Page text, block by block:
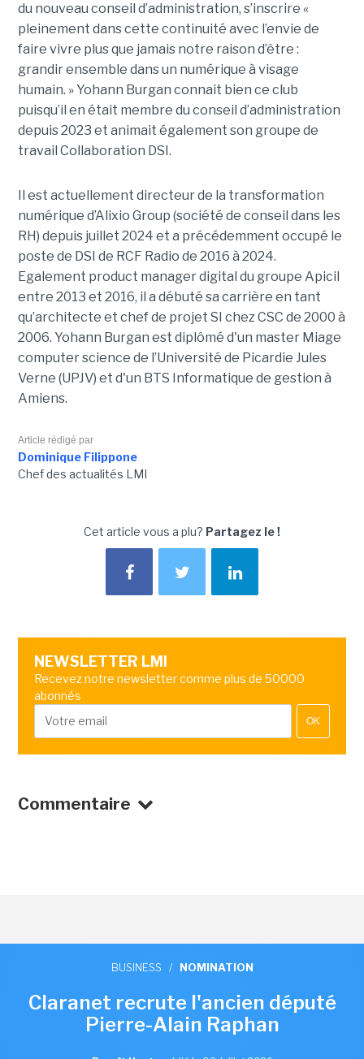
du nouveau conseil d’administration, s’inscrire «
pleinement dans cette continuité avec l’envie de
faire vivre plus que jamais notre raison d’être :
grandir ensemble dans un numérique à visage
humain. »Yohann Burgan connait bien ce club
puisqu’il en était membre du conseil d’administration
depuis 2023 et animait également son groupe de
travail Collaboration DSI.
Il est actuellement directeur de la transformation
numérique d’Alixio Group (société de conseil dans les
RH) depuis juillet 2024 et a précédemment occupé le
poste de DSI de RCF Radio de 2016 à 2024.
Egalement product manager digital du groupe Apicil
entre 2013 et 2016, il a débuté sa carrière en tant
qu’architecte et chef de projet SI chez CSC de 2000 à
2006. Yohann Burgan est diplômé d'un master Miage
computer science de l’Université de Picardie Jules
Verne (UPJV) et d'un BTS Informatique de gestion à
Amiens.
Article rédigé par
Dominique Filippone
Chef des actualités LMI
Cet article vous a plu? Partagez le !
NEWSLETTER LMI
Recevez notre newsletter comme plus de 50000
abonnés
OK
Commentaire
BUSINESS / NOMINATION
Claranet recrute l'ancien député
Pierre-Alain Raphan